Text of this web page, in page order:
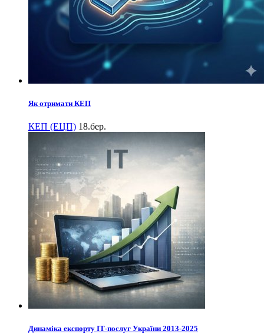
Як отримати КЕП
КЕП (ЕЦП) 18.бер.
Динаміка експорту ІТ-послуг України 2013-2025